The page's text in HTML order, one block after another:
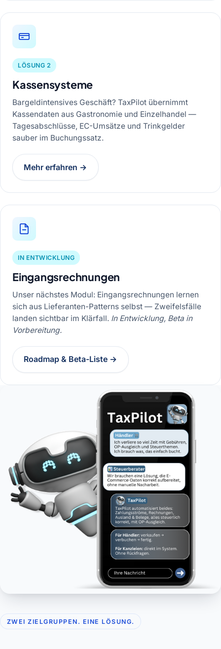
LÖSUNG 2
Kassensysteme
Bargeldintensives Geschäft? TaxPilot übernimmt
Kassendaten aus Gastronomie und Einzelhandel —
Tagesabschlüsse, EC-Umsätze und Trinkgelder
sauber im Buchungssatz.
Mehr erfahren →
IN ENTWICKLUNG
Eingangsrechnungen
Unser nächstes Modul: Eingangsrechnungen lernen
sich aus Lieferanten-Patterns selbst — Zweifelsfälle
landen sichtbar im Klärfall. In Entwicklung, Beta in
Vorbereitung.
Roadmap & Beta-Liste →
ZWEI ZIELGRUPPEN. EINE LÖSUNG.